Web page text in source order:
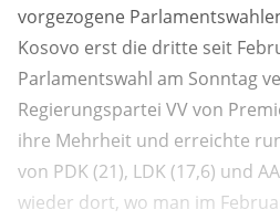
vorgezogene
Kosovo erst die dritte seit
Parlamentswahl am Sonntag
Regierungspartei VV von
ihre Mehrheit und erreichte
von PDK (21), LDK (17,6) und
wieder dort, wo man im